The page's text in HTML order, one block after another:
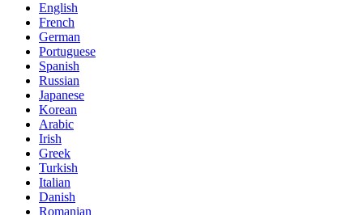
English
French
German
Portuguese
Spanish
Russian
Japanese
Korean
Arabic
Irish
Greek
Turkish
Italian
Danish
Romanian